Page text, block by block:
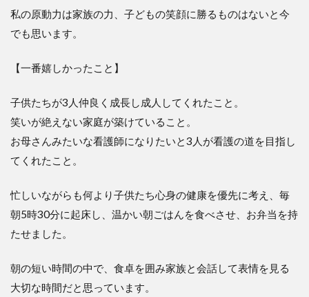
私の原動力は家族の力、子どもの笑顔に勝るものはないと今
でも思います。
【一番嬉しかったこと】
子供たちが3人仲良く成長し成人してくれたこと。
笑いが絶えない家庭が築けていること。
お母さんみたいな看護師になりたいと3人が看護の道を目指し
てくれたこと。
忙しいながらも何より子供たち心身の健康を優先に考え、毎
朝5時30分に起床し、温かい朝ごはんを食べさせ、お弁当を持
たせました。
朝の短い時間の中で、食卓を囲み家族と会話して表情を見る
大切な時間だと思っています。